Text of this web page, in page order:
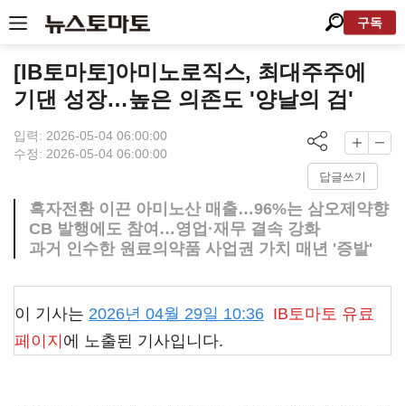
구독
[IB토마토]아미노로직스, 최대주주에
기댄 성장…높은 의존도 '양날의 검'
입력: 2026-05-04 06:00:00
수정: 2026-05-04 06:00:00
답글쓰기
흑자전환 이끈 아미노산 매출…96%는 삼오제약향
CB 발행에도 참여…영업·재무 결속 강화
과거 인수한 원료의약품 사업권 가치 매년 '증발'
이 기사는 2026년 04월 29일 10:36 IB토마토 유료
페이지 에 노출된 기사입니다.